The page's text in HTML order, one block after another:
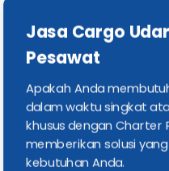
Jasa Cargo
Pesawat
Apakah Anda
dalam waktu singkat
khusus dengan Charter
memberikan solusi
kebutuhan Anda.